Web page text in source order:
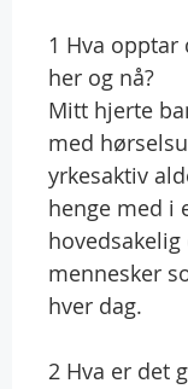
1 Hva opptar
her og nå?
Mitt hjerte
med
yrkesaktiv
henge med i
mennesker
hver dag.
2 Hva er det